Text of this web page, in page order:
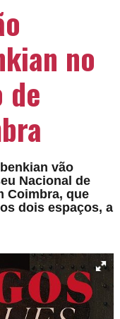
no
de
vão
Nacional de
Coimbra, que
dois espaços, a